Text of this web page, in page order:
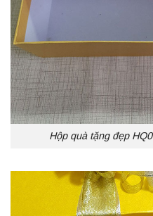
Hộp quà tặng đẹp